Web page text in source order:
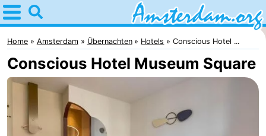
Home
Amsterdam
Interessante
Ausflüge
Kindern
Für
Home Amsterdam Übernachten Hotels Conscious Hotel ...
Conscious Hotel Museum Square